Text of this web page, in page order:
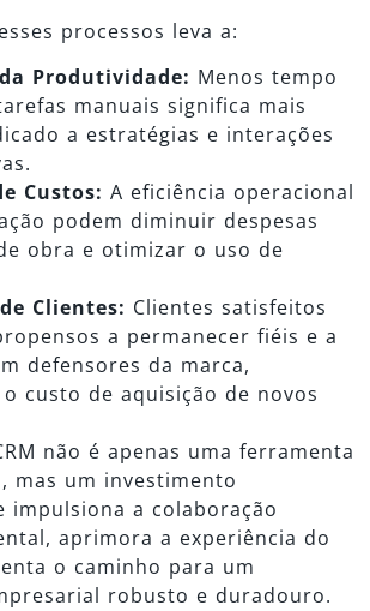
processos leva a:
Produtividade: Menos tempo
manuais significa mais
a estratégias e interações
Custos: A eficiência operacional
podem diminuir despesas
obra e otimizar o uso de
Clientes: Clientes satisfeitos
a permanecer fiéis e a
defensores da marca,
custo de aquisição de novos
não é apenas uma ferramenta
mas um investimento
impulsiona a colaboração
aprimora a experiência do
o caminho para um
robusto e duradouro.